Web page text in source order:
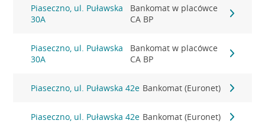
Piaseczno, ul. Puławska
30A
Bankomat w placówce
CA BP
Piaseczno, ul. Puławska
30A
Bankomat w placówce
CA BP
Piaseczno, ul. Puławska 42e Bankomat (Euronet)
Piaseczno, ul. Puławska 42e Bankomat (Euronet)